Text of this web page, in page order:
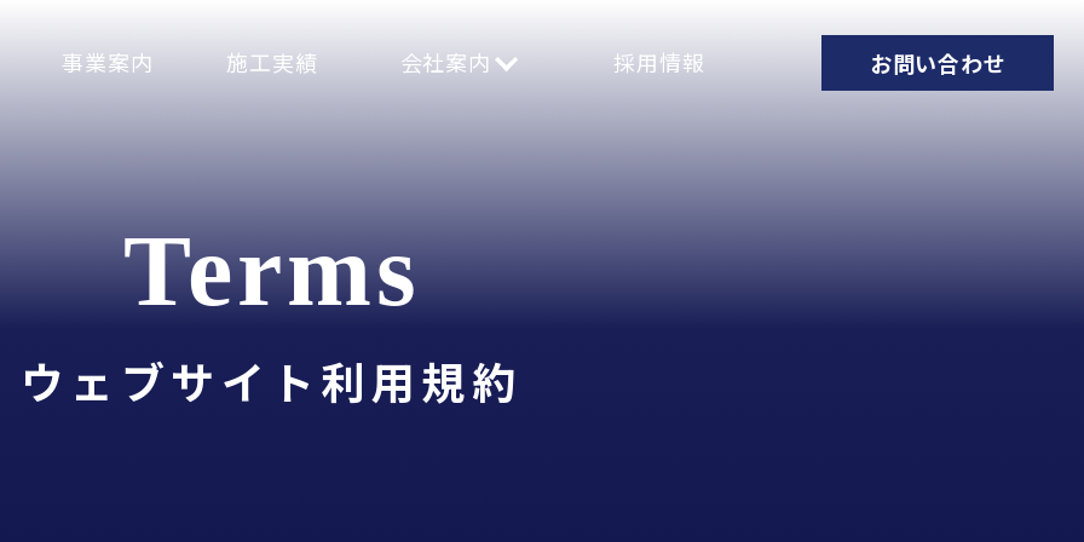
事業案内 施工実績 会社案内 採用情報 お問い合わせ
ウェブサイト利用規約